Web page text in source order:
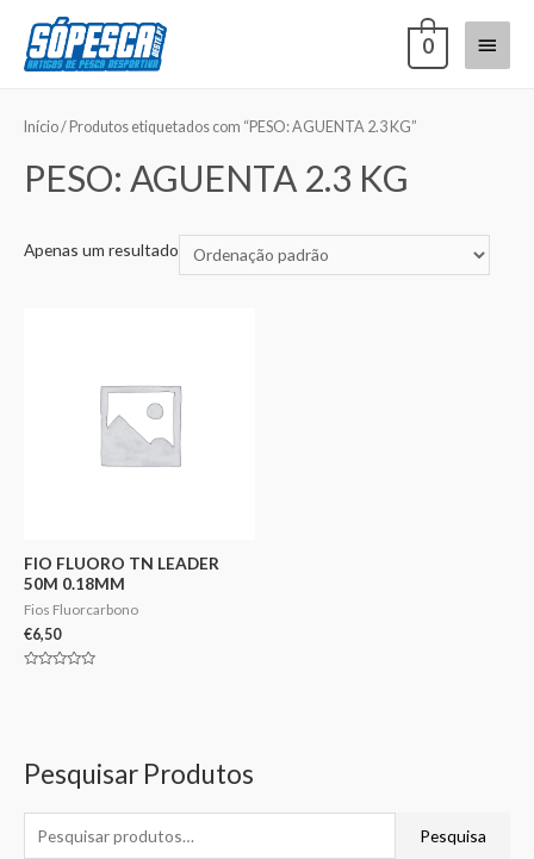
0
Pesquisar Produtos
Pesquisa
Início/ Produtos etiquetados com “PESO: AGUENTA 2.3 KG”
PESO: AGUENTA 2.3 KG
Apenas um resultado
FIO FLUORO TN LEADER
50M 0.18MM
Fios Fluorcarbono
€6,50